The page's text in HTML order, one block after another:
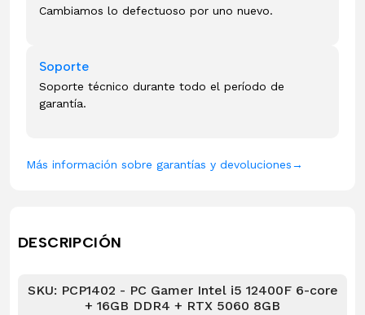
Cambiamos lo defectuoso por uno nuevo.
Soporte
Soporte técnico durante todo el período de
garantía.
Más información sobre garantías y devoluciones→
DESCRIPCIÓN
SKU: PCP1402 - PC Gamer Intel i5 12400F 6-core
+ 16GB DDR4 + RTX 5060 8GB